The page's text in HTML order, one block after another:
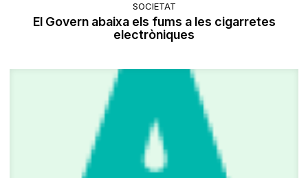
SOCIETAT
El Govern abaixa els fums a les cigarretes
electròniques